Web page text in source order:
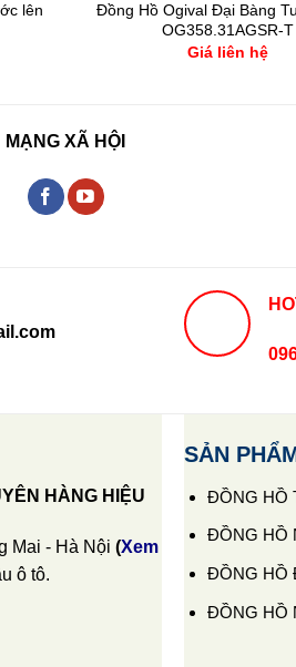
lên
Đồng Hồ Ogival Đại Bàng
OG358.31AGSR-T
Giá liên hệ
MẠNG XÃ HỘI
HÀNG HIỆU
Mai - Hà Nội (Xem
ô tô.
SẢN
ĐỒNG HỒ
ĐỒNG HỒ
ĐỒNG HỒ
ĐỒNG HỒ